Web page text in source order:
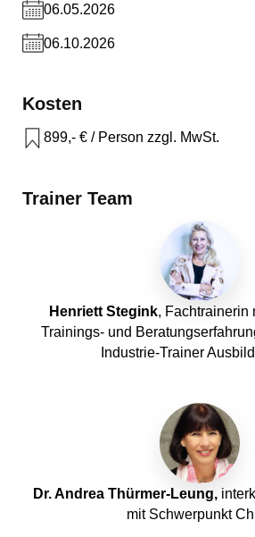
06.05.2026
06.10.2026
Kosten
899,- € / Person zzgl. MwSt.
Trainer Team
Henriett Stegink, Fachtrainerin
Trainings- und
Industrie-Trainer
Dr. Andrea Thürmer-Leung,
mit Schwerpunkt